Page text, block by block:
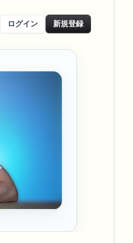
NEW
scene fill
ログイン 新規登録